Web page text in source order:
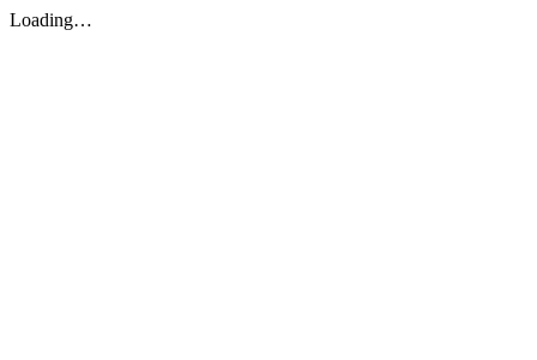
Loading…